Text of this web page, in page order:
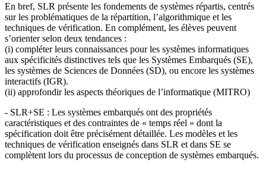
En bref, SLR présente les fondements de systèmes répartis, centrés
sur les problématiques de la répartition, l’algorithmique et les
techniques de vérification. En complément, les élèves peuvent
s’orienter selon deux tendances :
(i) compléter leurs connaissances pour les systèmes informatiques
aux spécificités distinctives tels que les Systèmes Embarqués (SE),
les systèmes de Sciences de Données (SD), ou encore les systèmes
interactifs (IGR).
(ii) approfondir les aspects théoriques de l’informatique (MITRO)
- SLR+SE : Les systèmes embarqués ont des propriétés
caractéristiques et des contraintes de « temps réel » dont la
spécification doit être précisément détaillée. Les modèles et les
techniques de vérification enseignés dans SLR et dans SE se
complètent lors du processus de conception de systèmes embarqués.